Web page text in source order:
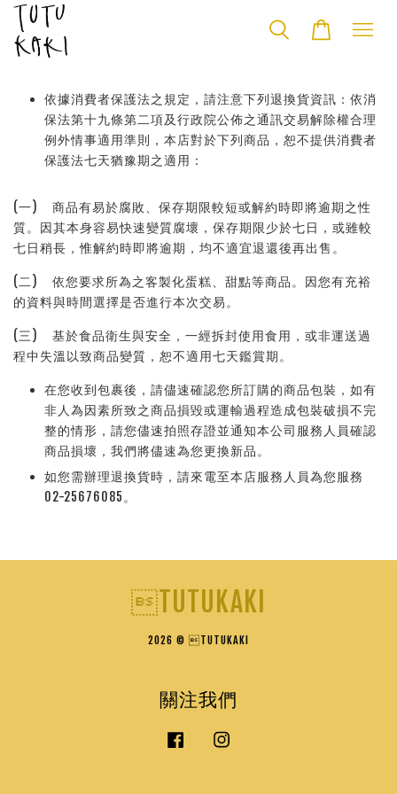
依據消費者保護法之規定，請注意下列退換貨資訊：依消
保法第十九條第二項及行政院公佈之通訊交易解除權合理
例外情事適用準則，本店對於下列商品，恕不提供消費者
保護法七天猶豫期之適用：
(一) 商品有易於腐敗、保存期限較短或解約時即將逾期之性
質。因其本身容易快速變質腐壞，保存期限少於七日，或雖較
七日稍長，惟解約時即將逾期，均不適宜退還後再出售。
(二) 依您要求所為之客製化蛋糕、甜點等商品。因您有充裕
的資料與時間選擇是否進行本次交易。
(三) 基於食品衛生與安全，一經拆封使用食用，或非運送過
程中失溫以致商品變質，恕不適用七天鑑賞期。
在您收到包裹後，請儘速確認您所訂購的商品包裝，如有
非人為因素所致之商品損毀或運輸過程造成包裝破損不完
整的情形，請您儘速拍照存證並通知本公司服務人員確認
商品損壞，我們將儘速為您更換新品。
如您需辦理退換貨時，請來電至本店服務人員為您服務
02-25676085。
TUTUKAKI
2026 © TUTUKAKI
關注我們
Facebook